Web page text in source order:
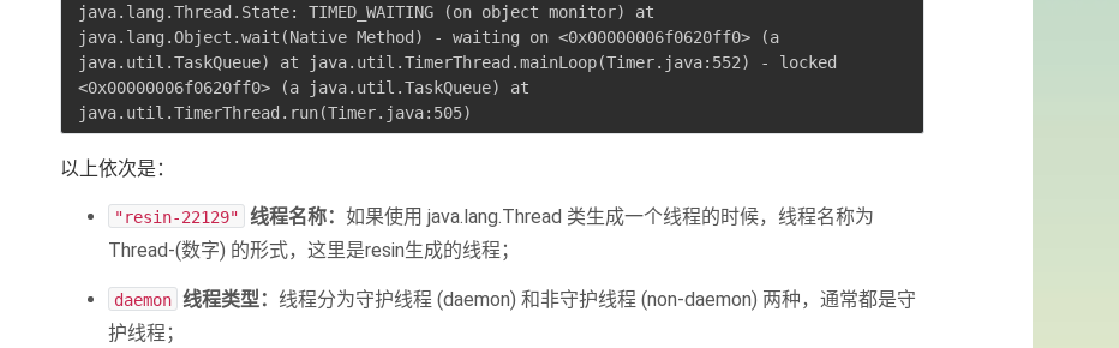
java.lang.Thread.State: TIMED_WAITING (on object monitor) at
java.lang.Object.wait(Native Method) - waiting on <0x00000006f0620ff0> (a
java.util.TaskQueue) at java.util.TimerThread.mainLoop(Timer.java:552) - locked
<0x00000006f0620ff0> (a java.util.TaskQueue) at
java.util.TimerThread.run(Timer.java:505)
以上依次是：
"resin-22129" 线程名称： 如果使用 java.lang.Thread 类生成一个线程的时候，线程名称为
Thread-(数字) 的形式，这里是resin生成的线程；
daemon 线程类型： 线程分为守护线程 (daemon) 和非守护线程 (non-daemon) 两种，通常都是守
护线程；